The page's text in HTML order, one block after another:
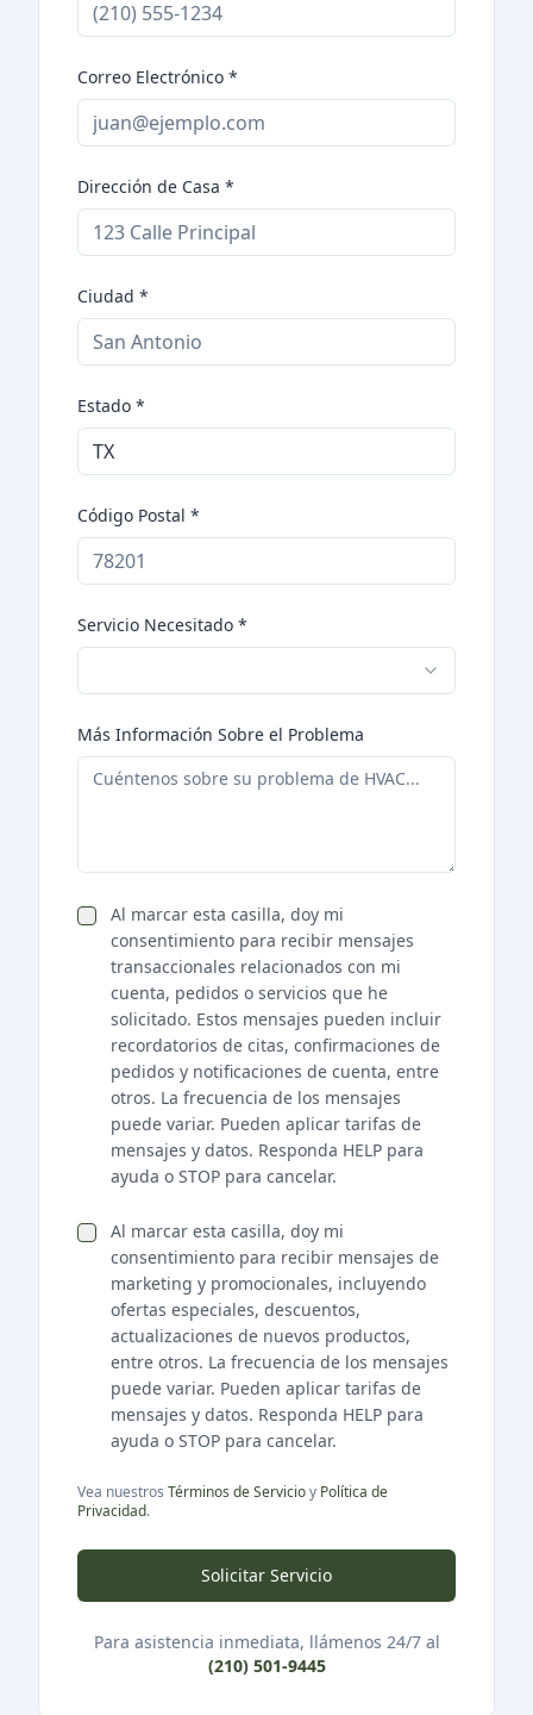
Correo Electrónico *
Dirección de Casa *
Ciudad *
Estado *
Código Postal *
Servicio Necesitado *
Más Información Sobre el Problema
Al marcar esta casilla, doy mi
consentimiento para recibir mensajes
transaccionales relacionados con mi
cuenta, pedidos o servicios que he
solicitado. Estos mensajes pueden incluir
recordatorios de citas, confirmaciones de
pedidos y notificaciones de cuenta, entre
otros. La frecuencia de los mensajes
puede variar. Pueden aplicar tarifas de
mensajes y datos. Responda HELP para
ayuda o STOP para cancelar.
Al marcar esta casilla, doy mi
consentimiento para recibir mensajes de
marketing y promocionales, incluyendo
ofertas especiales, descuentos,
actualizaciones de nuevos productos,
entre otros. La frecuencia de los mensajes
puede variar. Pueden aplicar tarifas de
mensajes y datos. Responda HELP para
ayuda o STOP para cancelar.
Vea nuestros Términos de Servicioy Política de
Privacidad.
Solicitar Servicio
Para asistencia inmediata, llámenos 24/7 al
(210) 501-9445